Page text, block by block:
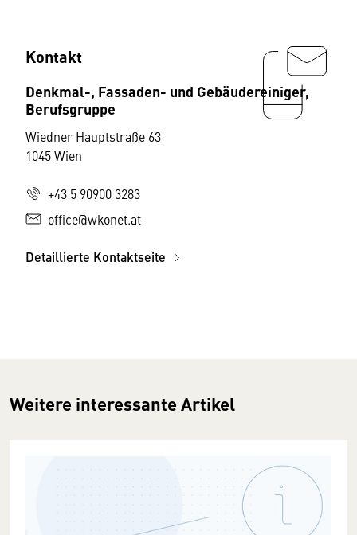
Kontakt
Denkmal-, Fassaden- und Gebäudereiniger,
Berufsgruppe
Wiedner Hauptstraße 63
1045 Wien
+43 5 90900 3283
office@wkonet.at
Detaillierte Kontaktseite
Weitere interessante Artikel